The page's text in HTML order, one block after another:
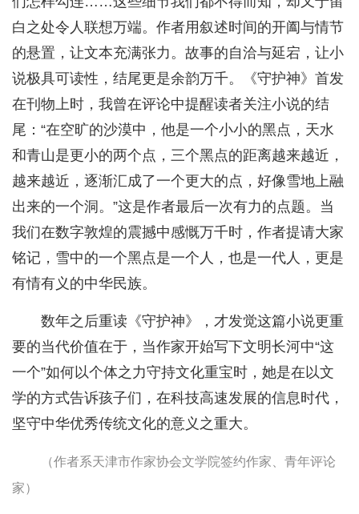
白之处令人联想万端。作者用叙述时间的开阖与情节
的悬置，让文本充满张力。故事的自洽与延宕，让小
说极具可读性，结尾更是余韵万千。《守护神》首发
在刊物上时，我曾在评论中提醒读者关注小说的结
尾：“在空旷的沙漠中，他是一个小小的黑点，天水
和青山是更小的两个点，三个黑点的距离越来越近，
越来越近，逐渐汇成了一个更大的点，好像雪地上融
出来的一个洞。”这是作者最后一次有力的点题。当
我们在数字敦煌的震撼中感慨万千时，作者提请大家
铭记，雪中的一个黑点是一个人，也是一代人，更是
有情有义的中华民族。
数年之后重读《守护神》，才发觉这篇小说更重
要的当代价值在于，当作家开始写下文明长河中“这
一个”如何以个体之力守持文化重宝时，她是在以文
学的方式告诉孩子们，在科技高速发展的信息时代，
坚守中华优秀传统文化的意义之重大。
（作者系天津市作家协会文学院签约作家、青年评论
家）